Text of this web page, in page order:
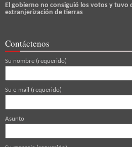
El gobierno no consiguió los votos y tuvo
extranjerización de tierras
Contáctenos
Su nombre (requerido)
Su e-mail (requerido)
Asunto